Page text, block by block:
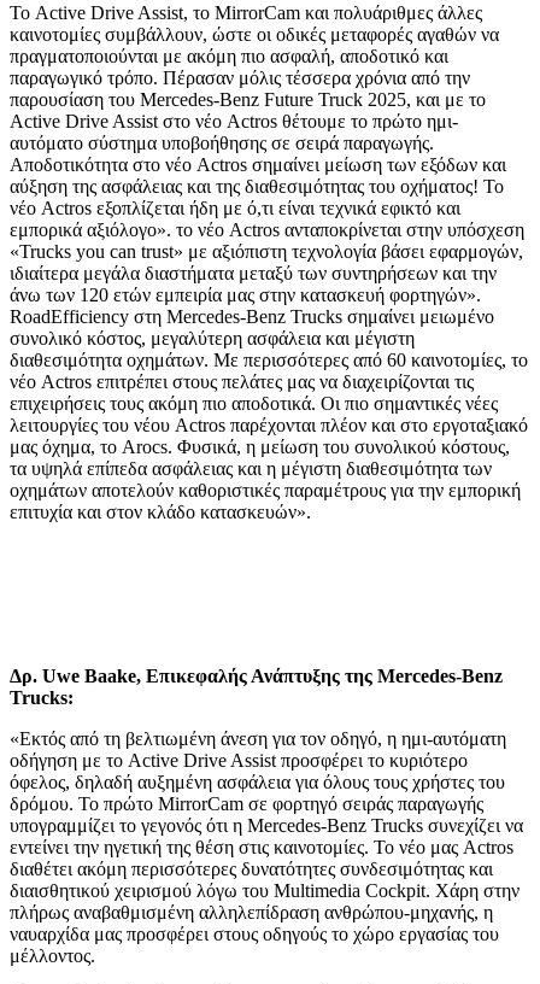
Το Active Drive Assist, το MirrorCam και πολυάριθμες άλλες
καινοτομίες συμβάλλουν, ώστε οι οδικές μεταφορές αγαθών να
πραγματοποιούνται με ακόμη πιο ασφαλή, αποδοτικό και
παραγωγικό τρόπο. Πέρασαν μόλις τέσσερα χρόνια από την
παρουσίαση του Mercedes-Benz Future Truck 2025, και με το
Active Drive Assist στο νέο Actros θέτουμε το πρώτο ημι-
αυτόματο σύστημα υποβοήθησης σε σειρά παραγωγής.
Αποδοτικότητα στο νέο Actros σημαίνει μείωση των εξόδων και
αύξηση της ασφάλειας και της διαθεσιμότητας του οχήματος! Το
νέο Actros εξοπλίζεται ήδη με ό,τι είναι τεχνικά εφικτό και
εμπορικά αξιόλογο». το νέο Actros ανταποκρίνεται στην υπόσχεση
«Trucks you can trust» με αξιόπιστη τεχνολογία βάσει εφαρμογών,
ιδιαίτερα μεγάλα διαστήματα μεταξύ των συντηρήσεων και την
άνω των 120 ετών εμπειρία μας στην κατασκευή φορτηγών».
RoadEfficiency στη Mercedes-Benz Trucks σημαίνει μειωμένο
συνολικό κόστος, μεγαλύτερη ασφάλεια και μέγιστη
διαθεσιμότητα οχημάτων. Με περισσότερες από 60 καινοτομίες, το
νέο Actros επιτρέπει στους πελάτες μας να διαχειρίζονται τις
επιχειρήσεις τους ακόμη πιο αποδοτικά. Οι πιο σημαντικές νέες
λειτουργίες του νέου Actros παρέχονται πλέον και στο εργοταξιακό
μας όχημα, το Arocs. Φυσικά, η μείωση του συνολικού κόστους,
τα υψηλά επίπεδα ασφάλειας και η μέγιστη διαθεσιμότητα των
οχημάτων αποτελούν καθοριστικές παραμέτρους για την εμπορική
επιτυχία και στον κλάδο κατασκευών».
Δρ. Uwe Baake, Επικεφαλής Ανάπτυξης της Mercedes-Benz
Trucks:
«Εκτός από τη βελτιωμένη άνεση για τον οδηγό, η ημι-αυτόματη
οδήγηση με το Active Drive Assist προσφέρει το κυριότερο
όφελος, δηλαδή αυξημένη ασφάλεια για όλους τους χρήστες του
δρόμου. Το πρώτο MirrorCam σε φορτηγό σειράς παραγωγής
υπογραμμίζει το γεγονός ότι η Mercedes-Benz Trucks συνεχίζει να
εντείνει την ηγετική της θέση στις καινοτομίες. Το νέο μας Actros
διαθέτει ακόμη περισσότερες δυνατότητες συνδεσιμότητας και
διαισθητικού χειρισμού λόγω του Multimedia Cockpit. Χάρη στην
πλήρως αναβαθμισμένη αλληλεπίδραση ανθρώπου-μηχανής, η
ναυαρχίδα μας προσφέρει στους οδηγούς το χώρο εργασίας του
μέλλοντος.